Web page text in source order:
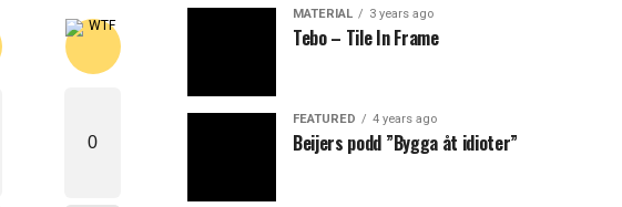
0
MATERIAL 3 years ago
Tebo – Tile In Frame
FEATURED 4 years ago
Beijers podd ”Bygga åt idioter”